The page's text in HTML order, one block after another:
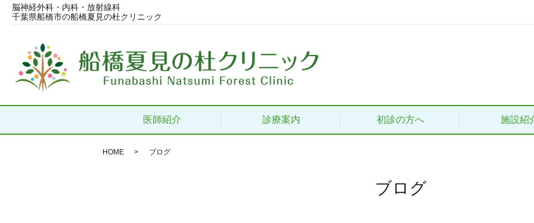
脳神経外科・内科・放射線科
千葉県船橋市の船橋夏見の杜クリニック
医師紹介 診療案内 初診の方へ 施設紹
HOME ブログ
ブログ